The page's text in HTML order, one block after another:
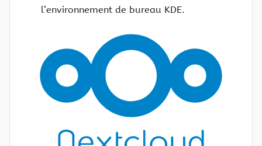
l’environnement de bureau KDE.